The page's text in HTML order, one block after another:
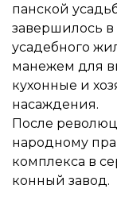
панской
завершилось в
усадебного
манежем для
кухонные и
насаждения.
После
народному
комплекса в
конный завод.